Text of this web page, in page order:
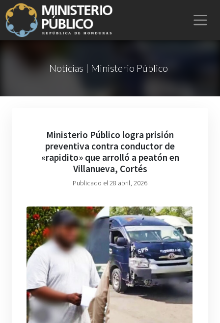
Noticias | Ministerio Público
Ministerio Público logra prisión
preventiva contra conductor de
«rapidito» que arrolló a peatón en
Villanueva, Cortés
Publicado el 28 abril, 2026